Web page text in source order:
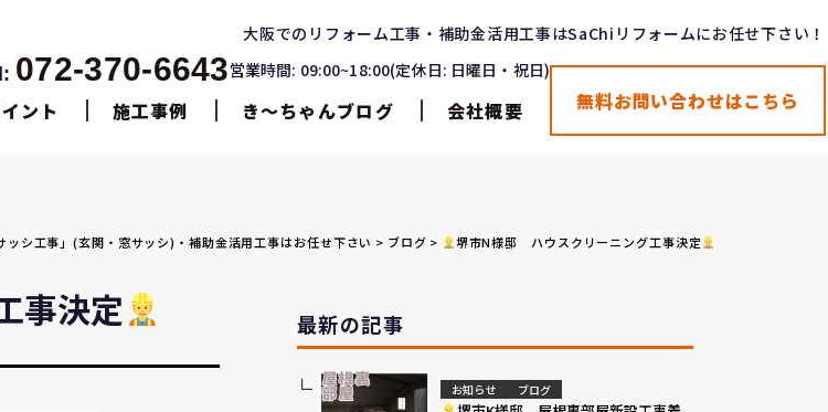
大阪でのリフォーム工事・補助金活用工事はSaChiリフォームにお任せ下さい！
072-370-6643営業時間: 09:00~18:00(定休日: 日曜日・祝日)
ント 施工事例 き〜ちゃんブログ 会社概要 無料お問い合わせはこちら
シ工事」(玄関・窓サッシ)・補助金活用工事はお任せ下さい > ブログ > 堺市N様邸 ハウスクリーニング工事決定
事決定 最新の記事
お知らせ ブログ